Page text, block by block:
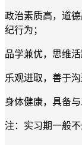
政治素质高，道
纪行为；
品学兼优，思维
乐观进取，善于
身体健康，具备
注：实习期一般不